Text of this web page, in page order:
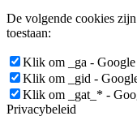
De volgende cookies
toestaan:
Klik om _ga -
Klik om _gid -
Klik om _gat_* -
Privacybeleid